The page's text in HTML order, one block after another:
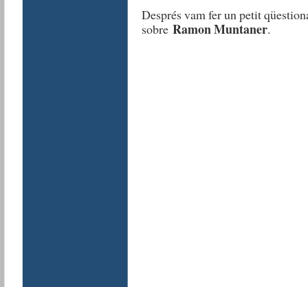
Després vam fer un petit
sobre Ramon Muntaner.